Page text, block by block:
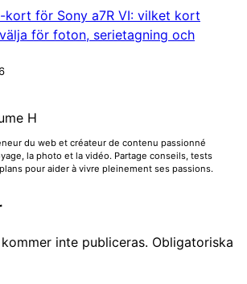
kort för Sony a7R VI: vilket kort
för foton, serietagning och
H
du web et créateur de contenu passionné
la photo et la vidéo. Partage conseils, tests
pour aider à vivre pleinement ses passions.
inte publiceras. Obligatoriska